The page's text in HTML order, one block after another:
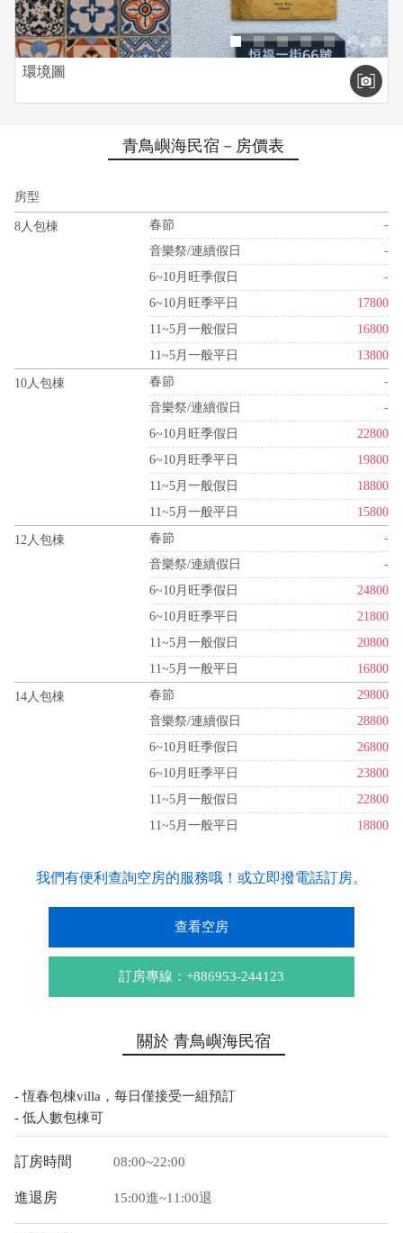
環境圖
青鳥嶼海民宿－房價表
房型
8人包棟 春節
-
音樂祭/連續假日
-
6~10月旺季假日
-
6~10月旺季平日
17800
11~5月一般假日
16800
11~5月一般平日
13800
10人包棟 春節
-
音樂祭/連續假日
-
6~10月旺季假日
22800
6~10月旺季平日
19800
11~5月一般假日
18800
11~5月一般平日
15800
12人包棟 春節
-
音樂祭/連續假日
-
6~10月旺季假日
24800
6~10月旺季平日
21800
11~5月一般假日
20800
11~5月一般平日
16800
14人包棟 春節
29800
音樂祭/連續假日
28800
6~10月旺季假日
26800
6~10月旺季平日
23800
11~5月一般假日
22800
11~5月一般平日
18800
我們有便利查詢空房的服務哦！或立即撥電話訂房。
查看空房
訂房專線：+886953-244123
關於 青鳥嶼海民宿
- 恆春包棟villa，每日僅接受一組預訂
- 低人數包棟可
訂房時間 08:00~22:00
進退房 15:00進~11:00退